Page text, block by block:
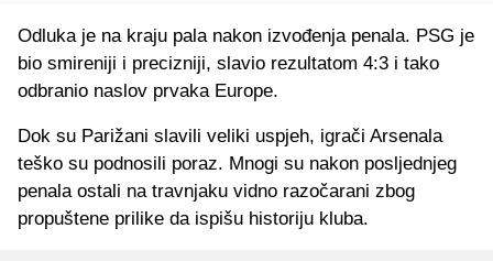
Odluka je na kraju pala nakon izvođenja penala. PSG je
bio smireniji i precizniji, slavio rezultatom 4:3 i tako
odbranio naslov prvaka Europe.
Dok su Parižani slavili veliki uspjeh, igrači Arsenala
teško su podnosili poraz. Mnogi su nakon posljednjeg
penala ostali na travnjaku vidno razočarani zbog
propuštene prilike da ispišu historiju kluba.